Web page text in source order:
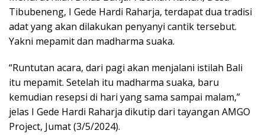
Tibubeneng, I Gede Hardi Raharja, terdapat dua tradisi
adat yang akan dilakukan penyanyi cantik tersebut.
Yakni mepamit dan madharma suaka.
“Runtutan acara, dari pagi akan menjalani istilah Bali
itu mepamit. Setelah itu madharma suaka, baru
kemudian resepsi di hari yang sama sampai malam,”
jelas I Gede Hardi Raharja dikutip dari tayangan AMGO
Project, Jumat (3/5/2024).